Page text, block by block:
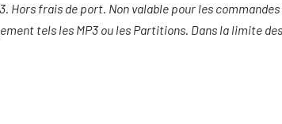
Hors frais de port. Non valable pour les
tels les MP3 ou les Partitions. Dans la limite